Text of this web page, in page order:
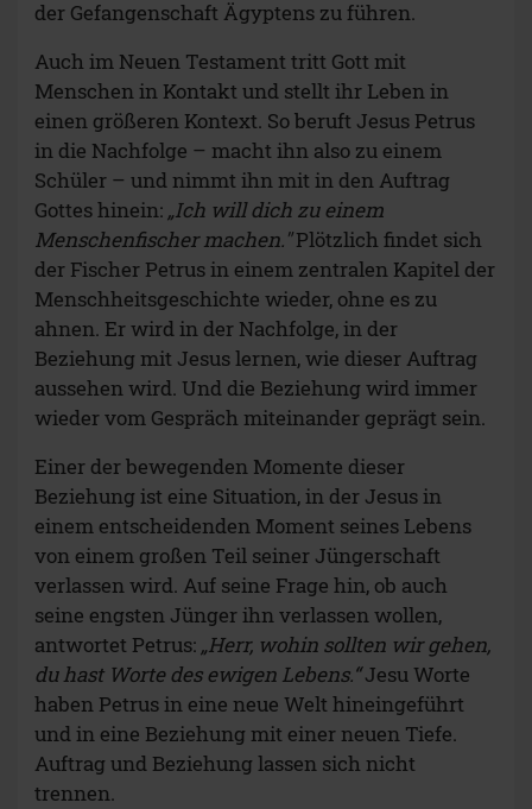
der Gefangenschaft Ägyptens zu führen.
Auch im Neuen Testament tritt Gott mit
Menschen in Kontakt und stellt ihr Leben in
einen größeren Kontext. So beruft Jesus Petrus
in die Nachfolge – macht ihn also zu einem
Schüler – und nimmt ihn mit in den Auftrag
Gottes hinein: „Ich will dich zu einem
Menschenfischer machen."Plötzlich findet sich
der Fischer Petrus in einem zentralen Kapitel der
Menschheitsgeschichte wieder, ohne es zu
ahnen. Er wird in der Nachfolge, in der
Beziehung mit Jesus lernen, wie dieser Auftrag
aussehen wird. Und die Beziehung wird immer
wieder vom Gespräch miteinander geprägt sein.
Einer der bewegenden Momente dieser
Beziehung ist eine Situation, in der Jesus in
einem entscheidenden Moment seines Lebens
von einem großen Teil seiner Jüngerschaft
verlassen wird. Auf seine Frage hin, ob auch
seine engsten Jünger ihn verlassen wollen,
antwortet Petrus: „Herr, wohin sollten wir gehen,
du hast Worte des ewigen Lebens.“Jesu Worte
haben Petrus in eine neue Welt hineingeführt
und in eine Beziehung mit einer neuen Tiefe.
Auftrag und Beziehung lassen sich nicht
trennen.